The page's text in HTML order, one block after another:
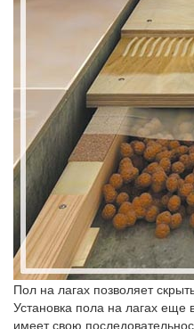
Пол на лагах позволяет
Установка пола на лагах еще
имеет свою